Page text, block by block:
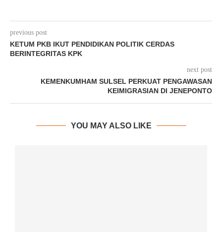
previous post
KETUM PKB IKUT PENDIDIKAN POLITIK CERDAS
BERINTEGRITAS KPK
next post
KEMENKUMHAM SULSEL PERKUAT PENGAWASAN
KEIMIGRASIAN DI JENEPONTO
YOU MAY ALSO LIKE